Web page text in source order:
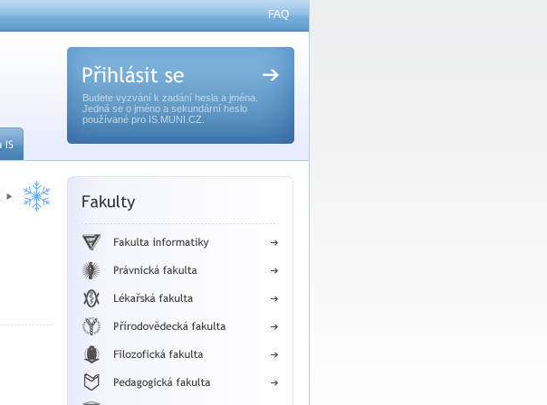
FAQ
Budete vyzvání k zadání hesla a jména.
Jedná se o jméno a sekundární heslo
používané pro IS.MUNI.CZ.